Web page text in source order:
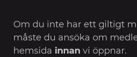
Om du inte har ett giltigt
måste du ansöka om
hemsida innan vi öppnar.